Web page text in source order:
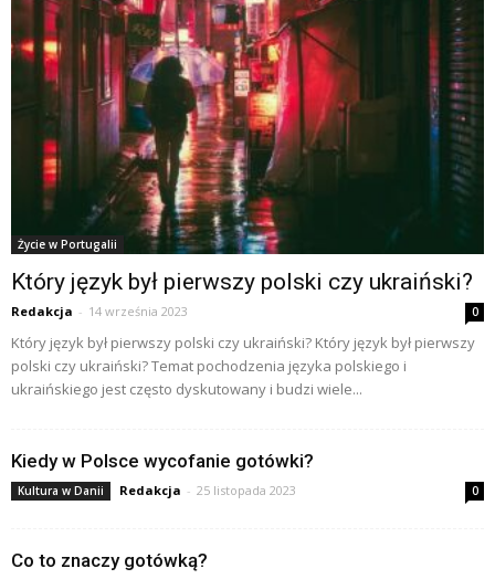
Życie w Portugalii
Który język był pierwszy polski czy ukraiński?
Redakcja - 14 września 2023 0
Który język był pierwszy polski czy ukraiński? Który język był pierwszy
polski czy ukraiński? Temat pochodzenia języka polskiego i
ukraińskiego jest często dyskutowany i budzi wiele...
Kiedy w Polsce wycofanie gotówki?
Kultura w Danii Redakcja - 25 listopada 2023 0
Co to znaczy gotówką?